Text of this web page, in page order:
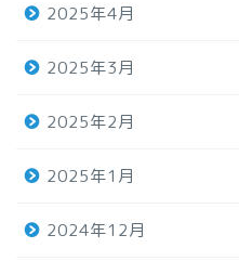
2025年4月
2025年3月
2025年2月
2025年1月
2024年12月